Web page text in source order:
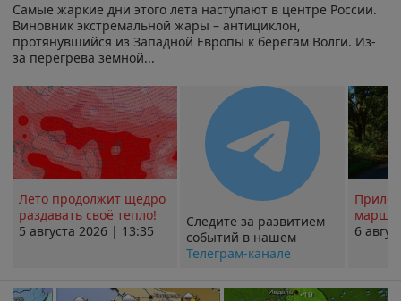
Самые жаркие дни этого лета наступают в центре России.
Виновник экстремальной жары – антициклон,
протянувшийся из Западной Европы к берегам Волги. Из-
за перегрева земной...
Лето продолжит щедро
раздавать своё тепло!
5 августа 2026 | 13:35
Следите за развитием
событий в нашем
Телеграм-канале
6